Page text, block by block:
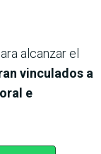
alcanzar el
vinculados a
e